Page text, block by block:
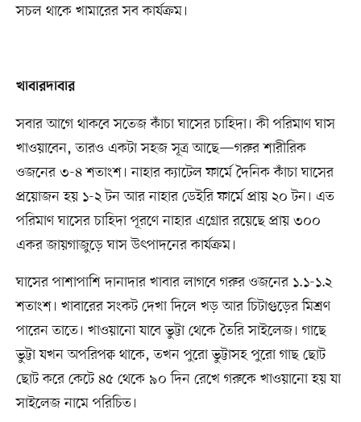
সচল থাকে খামারের সব কার্যক্রম।
খাবারদাবার
সবার আগে থাকবে সতেজ কাঁচা ঘাসের চাহিদা। কী পরিমাণ ঘাস
খাওয়াবেন, তারও একটা সহজ সূত্র আছে—গরুর শারীরিক
ওজনের ৩-৪ শতাংশ। নাহার ক্যাটেল ফার্মে দৈনিক কাঁচা ঘাসের
প্রয়োজন হয় ১-২ টন আর নাহার ডেইরি ফার্মে প্রায় ২০ টন। এত
পরিমাণ ঘাসের চাহিদা পূরণে নাহার এগ্রোর রয়েছে প্রায় ৩০০
একর জায়গাজুড়ে ঘাস উৎপাদনের কার্যক্রম।
ঘাসের পাশাপাশি দানাদার খাবার লাগবে গরুর ওজনের ১.১-১.২
শতাংশ। খাবারের সংকট দেখা দিলে খড় আর চিটাগুড়ের মিশ্রণ
পারেন তাতে। খাওয়ানো যাবে ভুট্টা থেকে তৈরি সাইলেজ। গাছে
ভুট্টা যখন অপরিপক্ব থাকে, তখন পুরো ভুট্টাসহ পুরো গাছ ছোট
ছোট করে কেটে ৪৫ থেকে ৯০ দিন রেখে গরুকে খাওয়ানো হয় যা
সাইলেজ নামে পরিচিত।